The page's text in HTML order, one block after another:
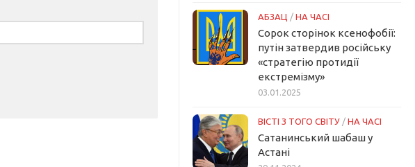
АБЗАЦ / НА ЧАСІ
Сорок сторінок ксенофобії:
путін затвердив російську
«стратегію протидії
екстремізму»
03.01.2025
ВІСТІ З ТОГО СВІТУ / НА ЧАСІ
Сатанинський шабаш у
Астані